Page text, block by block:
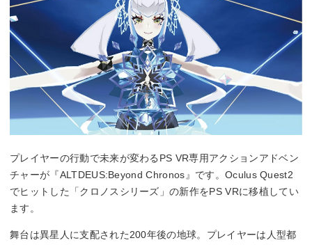
プレイヤーの行動で未来が変わるPS VR専用アクションアドベン
チャーが『ALTDEUS:Beyond Chronos』です。Oculus Quest2
でヒットした「クロノスシリーズ」の新作をPS VRに移植してい
ます。
舞台は異星人に支配された200年後の地球。プレイヤーは人型都